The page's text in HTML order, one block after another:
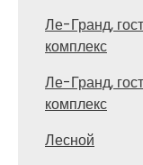
Ле-Гранд,
комплекс
Ле-Гранд,
комплекс
Лесной